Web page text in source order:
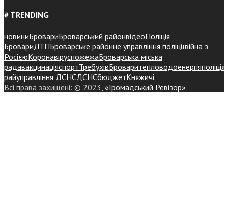
# TRENDING
новиниБровариБроварський районвідеоПоліція
БровариДТПБроварське районне управління поліціївійна з
РосієюКоронавіруспожежаБроварська міська
радавакцинаціяспортТребухівБроваритепловодоенергіяполіція
райуправління ДСНСДСНСбюджетКняжичі
Всі права захищені: © 2023, «Громадський Ревізор»